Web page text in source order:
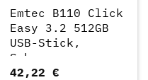
Emtec B110 Click
Easy 3.2 512GB
USB-Stick,
Schwarz
42,22€